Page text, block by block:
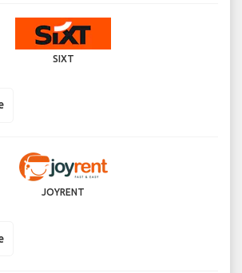
SIXT
JOYRENT